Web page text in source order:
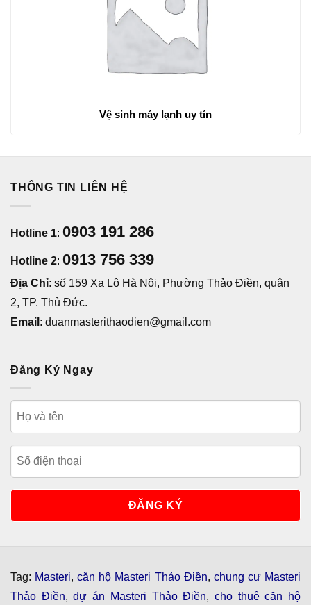
Vệ sinh máy lạnh uy tín
THÔNG TIN LIÊN HỆ
Hotline 1: 0903 191 286
Hotline 2: 0913 756 339
Địa Chỉ: số 159 Xa Lộ Hà Nội, Phường Thảo Điền, quận
2, TP. Thủ Đức.
Email : duanmasterithaodien@gmail.com
Đăng Ký Ngay
Tag: Masteri,căn hộ Masteri Thảo Điền, chung cư Masteri
Thảo Điền,dự án Masteri Thảo Điền, cho thuê căn hộ